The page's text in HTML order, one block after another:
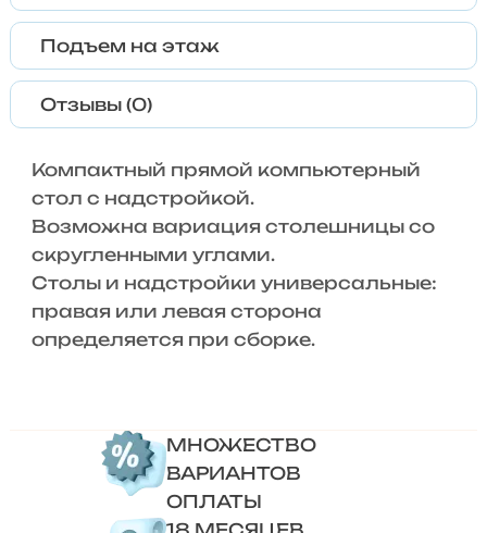
Подъем на этаж
Отзывы (0)
Компактный прямой компьютерный
стол с надстройкой.
Возможна вариация столешницы со
скругленными углами.
Столы и надстройки универсальные:
правая или левая сторона
определяется при сборке.
МНОЖЕСТВО
ВАРИАНТОВ
ОПЛАТЫ